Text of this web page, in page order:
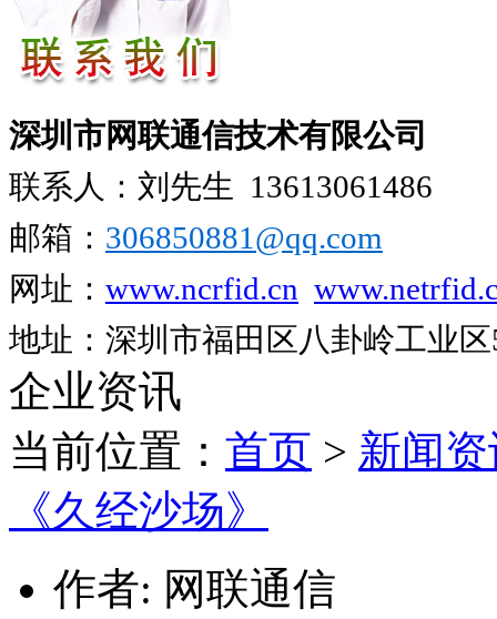
深圳市网联通信技术有限公司
联系人：刘先生 13613061486
邮箱： 306850881​@qq.com
网址： www.ncrfid.cn
地址：深圳市福田区八卦岭工业
企业资讯
当前位置： 首页 > 新闻
《久经沙场》
作者: 网联通信